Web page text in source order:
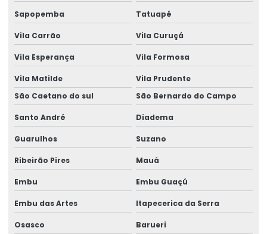
Laudo estrutural residencial
Laudo Estrutural Telhado
Laudo estrutural telhado
Laudo estrutural valor
Laudo técnico de avaliação estrutural
Laudo Técnico De Telhado
Laudo Técnico Estrutural
Laudo Técnico Estrutural De Concreto
Laudo técnico pericial de construção civil
Laudos estruturais
Sapopemba Tatuapé
Vila Carrão Vila Curuçá
Vila Esperança Vila Formosa
Vila Matilde
Vila Prudente
São Caetano do sul
São Bernardo do Campo
Santo André Diadema
Guarulhos Suzano
Ribeirão Pires Mauá
Embu Embu Guaçú
Embu das Artes Itapecerica da Serra
Osasco Barueri